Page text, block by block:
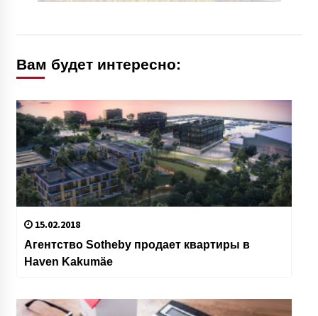
Вам будет интересно:
15.02.2018
Агентство Sotheby продает квартиры в
Haven Kakumäe